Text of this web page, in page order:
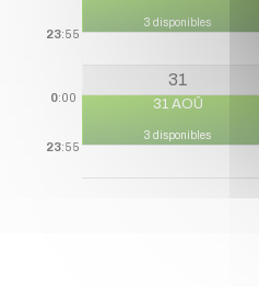
3 disponibles
23:55
31
0:00 31 AOÛ
3 disponibles
23:55